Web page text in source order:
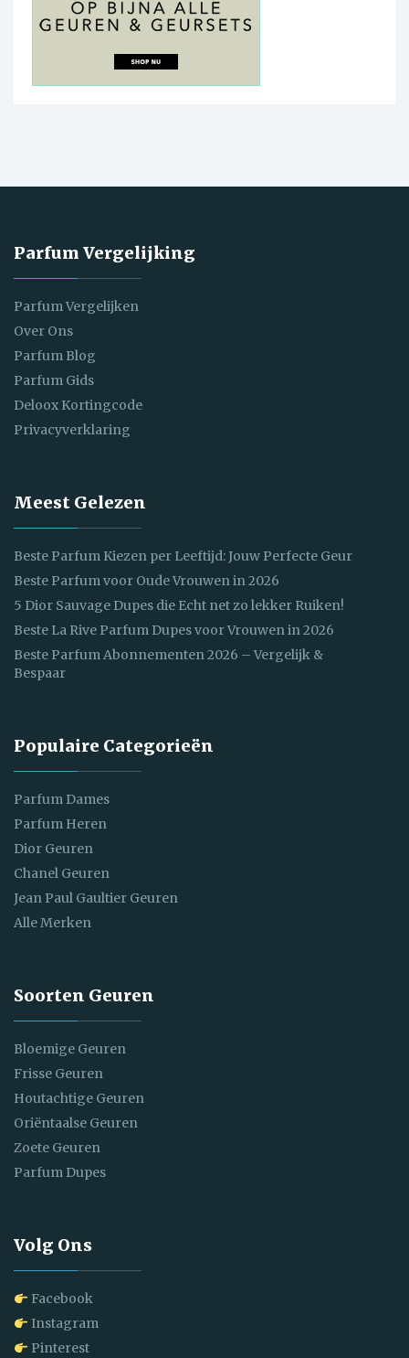
Parfum Vergelijking
Parfum Vergelijken
Over Ons
Parfum Blog
Parfum Gids
Deloox Kortingcode
Privacyverklaring
Meest Gelezen
Beste Parfum Kiezen per Leeftijd: Jouw Perfecte Geur
Beste Parfum voor Oude Vrouwen in 2026
5 Dior Sauvage Dupes die Echt net zo lekker Ruiken!
Beste La Rive Parfum Dupes voor Vrouwen in 2026
Beste Parfum Abonnementen 2026 – Vergelijk &
Bespaar
Populaire Categorieën
Parfum Dames
Parfum Heren
Dior Geuren
Chanel Geuren
Jean Paul Gaultier Geuren
Alle Merken
Soorten Geuren
Bloemige Geuren
Frisse Geuren
Houtachtige Geuren
Oriëntaalse Geuren
Zoete Geuren
Parfum Dupes
Volg Ons
Facebook
Instagram
Pinterest